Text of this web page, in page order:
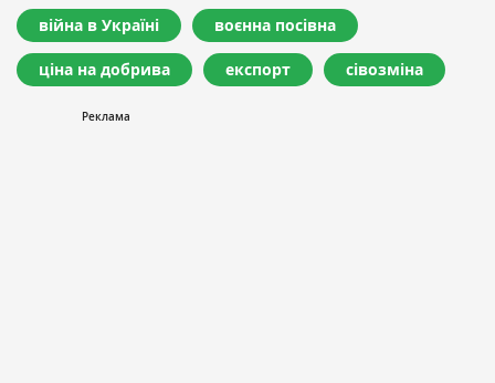
війна в Україні воєнна посівна
ціна на добрива експорт сівозміна